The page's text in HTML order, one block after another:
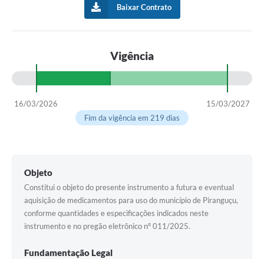
Baixar Contrato
Vigência
16/03/2026
15/03/2027
Fim da vigência em 219 dias
Objeto
Constitui o objeto do presente instrumento a futura e eventual
aquisição de medicamentos para uso do município de Piranguçu,
conforme quantidades e especificações indicados neste
instrumento e no pregão eletrônico nº 011/2025.
Fundamentação Legal